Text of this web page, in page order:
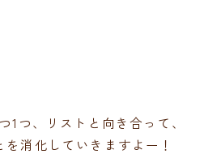
1つ、リストと向き合って、
消化していきますよー！